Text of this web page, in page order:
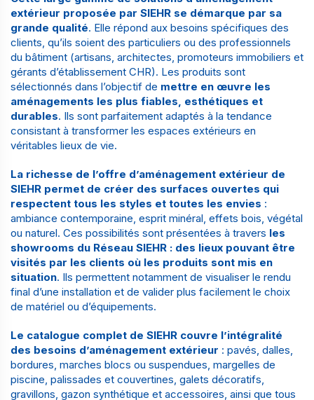
extérieur proposée par SIEHR se démarque par sa
grande qualité. Elle répond aux besoins spécifiques des
clients, qu’ils soient des particuliers ou des professionnels
du bâtiment (artisans, architectes, promoteurs immobiliers et
gérants d’établissement CHR). Les produits sont
sélectionnés dans l’objectif de mettre en œuvre les
aménagements les plus fiables, esthétiques et
durables. Ils sont parfaitement adaptés à la tendance
consistant à transformer les espaces extérieurs en
véritables lieux de vie.
La richesse de l’offre d’aménagement extérieur de
SIEHR permet de créer des surfaces ouvertes qui
respectent tous les styles et toutes les envies :
ambiance contemporaine, esprit minéral, effets bois, végétal
ou naturel. Ces possibilités sont présentées à travers les
showrooms du Réseau SIEHR : des lieux pouvant être
visités par les clients où les produits sont mis en
situation. Ils permettent notamment de visualiser le rendu
final d’une installation et de valider plus facilement le choix
de matériel ou d’équipements.
Le catalogue complet de SIEHR couvre l’intégralité
des besoins d’aménagement extérieur : pavés, dalles,
bordures, marches blocs ou suspendues, margelles de
piscine, palissades et couvertines, galets décoratifs,
gravillons, gazon synthétique et accessoires, ainsi que tous